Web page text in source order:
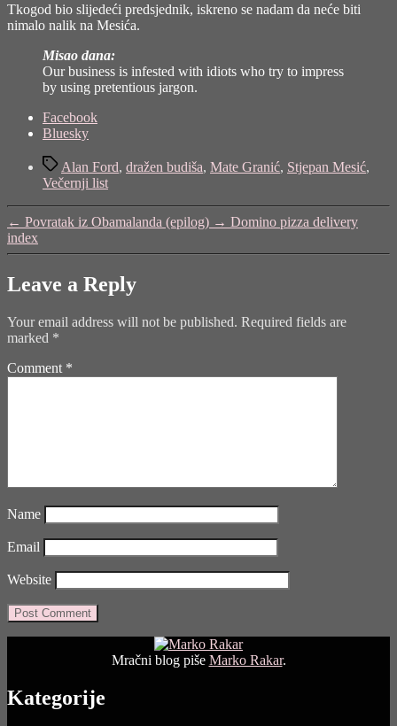
Tkogod bio slijedeći predsjednik, iskreno se nadam da neće biti
nimalo nalik na Mesića.
Misao dana:
Our business is infested with idiots who try to impress
by using pretentious jargon.
Share
"Hrvatskoj
čovjek
promjena!?"
Facebook
Bluesky
TagsAlan Ford, dražen budiša, Mate Granić, Stjepan Mesić,
Večernji list
← Povratak iz Obamalanda (epilog) → Domino pizza delivery
index
Leave a Reply
Your email address will not be published. Required fields are
marked *
Comment *
Name
Email
Website
Mračni blog piše Marko Rakar.
Kategorije